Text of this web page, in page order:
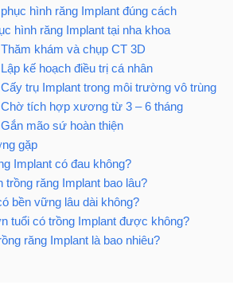
hình răng Implant đúng cách
hình răng Implant tại nha khoa
khám và chụp CT 3D
kế hoạch điều trị cá nhân
trụ Implant trong môi trường vô trùng
tích hợp xương từ 3 – 6 tháng
mão sứ hoàn thiện
gặp
Implant có đau không?
trồng răng Implant bao lâu?
bền vững lâu dài không?
tuổi có trồng Implant được không?
răng Implant là bao nhiêu?